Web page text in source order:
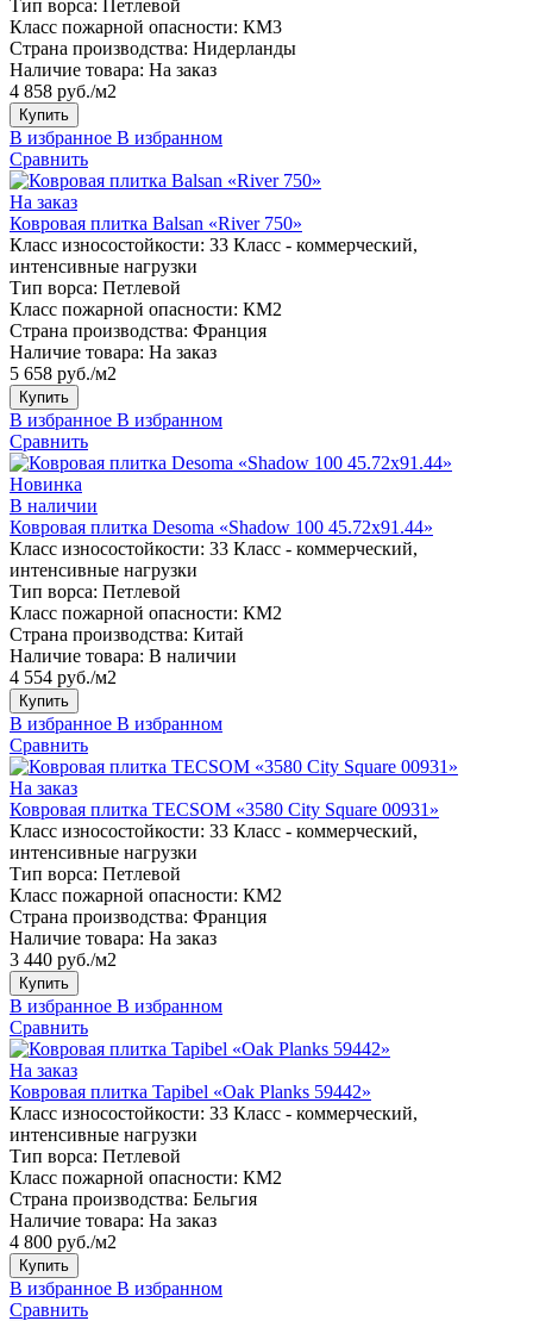
Тип ворса:
Петлевой
Класс пожарной опасности: КМ3
Страна производства: Нидерланды
Наличие товара: На заказ
4 858 руб./м2
Купить
В избранное В избранном
Сравнить
На заказ
Ковровая плитка Balsan «River 750»
Класс износостойкости: 33 Класс - коммерческий,
интенсивные нагрузки
Тип ворса: Петлевой
Класс пожарной опасности: КМ2
Страна производства: Франция
Наличие товара: На заказ
5 658 руб./м2
Купить
В избранное В избранном
Сравнить
Новинка
В наличии
Ковровая плитка Desoma «Shadow 100 45.72x91.44»
Класс износостойкости: 33 Класс - коммерческий,
интенсивные нагрузки
Тип ворса: Петлевой
Класс пожарной опасности: КМ2
Страна производства: Китай
Наличие товара: В наличии
4 554 руб./м2
Купить
В избранное В избранном
Сравнить
На заказ
Ковровая плитка TECSOM «3580 City Square 00931»
Класс износостойкости: 33 Класс - коммерческий,
интенсивные нагрузки
Тип ворса: Петлевой
Класс пожарной опасности: КМ2
Страна производства: Франция
Наличие товара: На заказ
3 440 руб./м2
Купить
В избранное В избранном
Сравнить
На заказ
Ковровая плитка Tapibel «Oak Planks 59442»
Класс износостойкости: 33 Класс - коммерческий,
интенсивные нагрузки
Тип ворса: Петлевой
Класс пожарной опасности: КМ2
Страна производства: Бельгия
Наличие товара: На заказ
4 800 руб./м2
Купить
В избранное В избранном
Сравнить